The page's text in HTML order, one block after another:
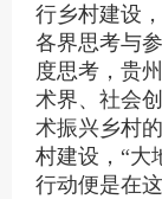
行乡村建设
各界思考与
度思考，贵
术界、社会
术振兴乡村
村建设，“大
行动便是在